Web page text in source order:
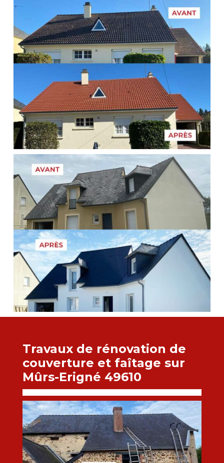
Travaux de rénovation de
couverture et faîtage sur
Mûrs-Erigné 49610